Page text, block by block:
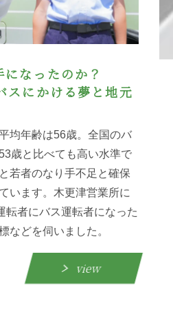
なったのか？
スにかける夢と地元
均年齢は56歳。全国のバ
歳と比べても高い水準で
若者のなり手不足と確保
います。木更津営業所に
転者にバス運転者になった
などを伺いました。
view